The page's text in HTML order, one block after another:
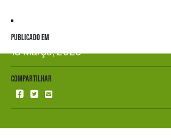
PUBLICADO EM
13 Março, 2025
COMPARTILHAR